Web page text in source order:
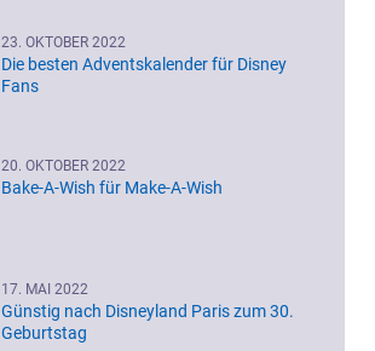
23. OKTOBER 2022
Die besten Adventskalender für Disney
Fans
20. OKTOBER 2022
Bake-A-Wish für Make-A-Wish
17. MAI 2022
Günstig nach Disneyland Paris zum 30.
Geburtstag